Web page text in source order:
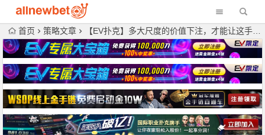
首页 策略文章 【EV扑克】多大尺度的价值下注，才能让这手牌赢更多